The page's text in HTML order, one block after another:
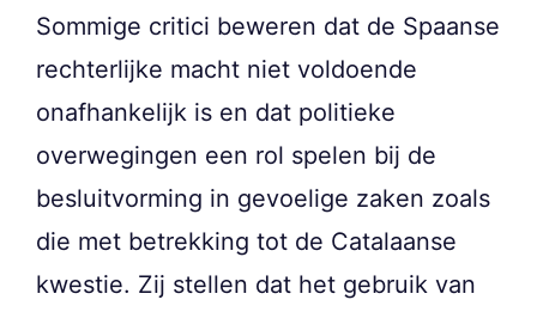
Sommige critici beweren dat de Spaanse
rechterlijke macht niet voldoende
onafhankelijk is en dat politieke
overwegingen een rol spelen bij de
besluitvorming in gevoelige zaken zoals
die met betrekking tot de Catalaanse
kwestie. Zij stellen dat het gebruik van